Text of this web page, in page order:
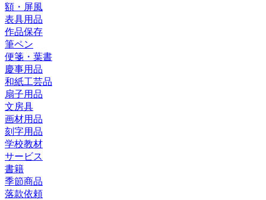
額・屏風
表具用品
作品保存
筆ペン
便箋・葉書
慶事用品
和紙工芸品
扇子用品
文房具
画材用品
刻字用品
学校教材
サービス
書籍
季節商品
落款依頼